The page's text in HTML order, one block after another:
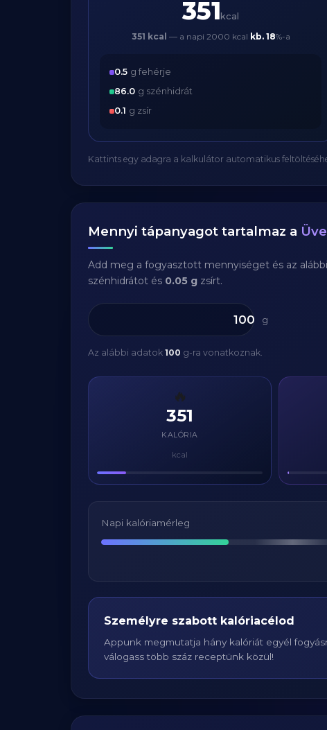
351 kcal
351 kcal — a napi 2000 kcal kb. 18%-a
0.5 g fehérje
86.0 g szénhidrát
0.1 g zsír
Kattints egy adagra a kalkulátor automatikus
Mennyi tápanyagot tartalmaz a
Add meg a fogyasztott mennyiséget és az
szénhidrátot és 0.05 g zsírt.
g
Az alábbi adatok 100 g-ra vonatkoznak.
🔥
351
KALÓRIA
kcal
Napi kalóriamérleg
Személyre szabott kalóriacélod
Appunk megmutatja hány kalóriát egyél
válogass több száz receptünk közül!